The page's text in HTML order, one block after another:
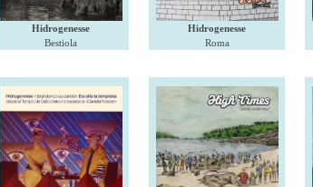
Hidrogenesse
Bestiola
Hidrogenesse
Roma